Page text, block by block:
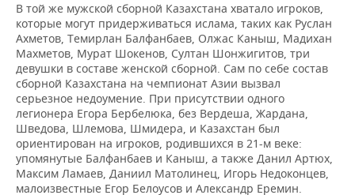
В той же мужской сборной Казахстана хватало игроков,
которые могут придерживаться ислама, таких как Руслан
Ахметов, Темирлан Балфанбаев, Олжас Каныш, Мадихан
Махметов, Мурат Шокенов, Султан Шонжигитов, три
девушки в составе женской сборной. Сам по себе состав
сборной Казахстана на чемпионат Азии вызвал
серьезное недоумение. При присутствии одного
легионера Егора Бербелюка, без Вердеша, Жардана,
Шведова, Шлемова, Шмидера, и Казахстан был
ориентирован на игроков, родившихся в 21-м веке:
упомянутые Балфанбаев и Каныш, а также Данил Артюх,
Максим Ламаев, Даниил Матолинец, Игорь Недоконцев,
малоизвестные Егор Белоусов и Александр Еремин.